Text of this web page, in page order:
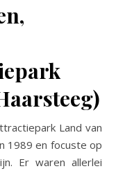
Land van
1989 en focuste op
Er waren allerlei